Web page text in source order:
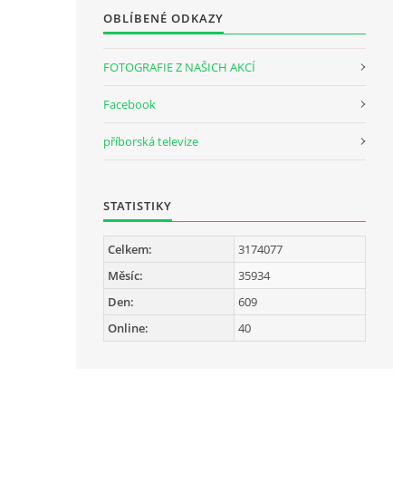
OBLÍBENÉ ODKAZY
FOTOGRAFIE Z NAŠICH AKCÍ
Facebook
příborská televize
STATISTIKY
Online: 40
Celkem:
3174077
Měsíc:
35934
Den:
609